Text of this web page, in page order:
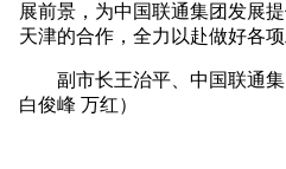
展前景，为中国联通集团发展
天津的合作，全力以赴做好各
副市长王治平、中国联通集
白俊峰 万红）